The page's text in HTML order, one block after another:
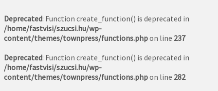
Deprecated: Function create_function() is deprecated in
/home/fastvisi/szucsi.hu/wp-
content/themes/townpress/functions.phpon line 237
Deprecated: Function create_function() is deprecated in
/home/fastvisi/szucsi.hu/wp-
content/themes/townpress/functions.phpon line 282